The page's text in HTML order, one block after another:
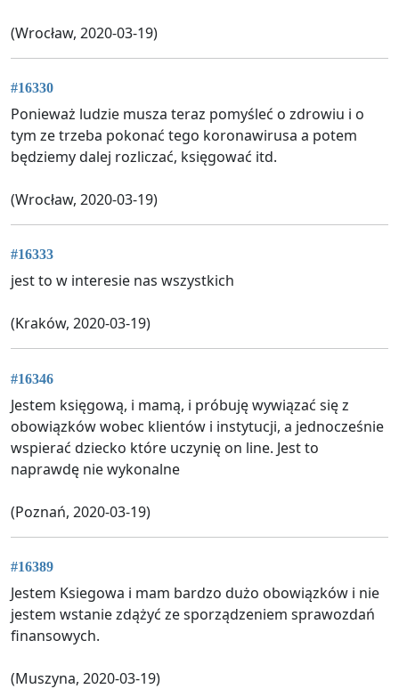
(Wrocław, 2020-03-19)
#16330
Ponieważ ludzie musza teraz pomyśleć o zdrowiu i o
tym ze trzeba pokonać tego koronawirusa a potem
będziemy dalej rozliczać, księgować itd.
(Wrocław, 2020-03-19)
#16333
jest to w interesie nas wszystkich
(Kraków, 2020-03-19)
#16346
Jestem księgową, i mamą, i próbuję wywiązać się z
obowiązków wobec klientów i instytucji, a jednocześnie
wspierać dziecko które uczynię on line. Jest to
naprawdę nie wykonalne
(Poznań, 2020-03-19)
#16389
Jestem Ksiegowa i mam bardzo dużo obowiązków i nie
jestem wstanie zdążyć ze sporządzeniem sprawozdań
finansowych.
(Muszyna, 2020-03-19)